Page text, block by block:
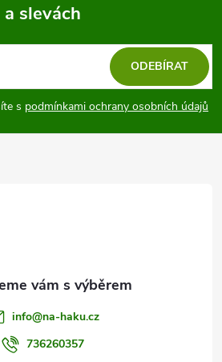
a slevách
s podmínkami ochrany osobních údajů
ODEBÍRAT
info@na-haku.cz
736260357